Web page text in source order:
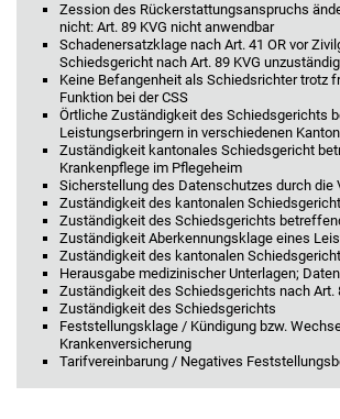
Zession des Rückerstattungsanspruchs
nicht: Art. 89 KVG nicht anwendbar
Schadenersatzklage nach Art. 41 OR vor
Schiedsgericht nach Art. 89 KVG unzuständig
Keine Befangenheit als Schiedsrichter trotz
Funktion bei der CSS
Örtliche Zuständigkeit des Schiedsgerichts
Leistungserbringern in verschiedenen
Zuständigkeit kantonales Schiedsgericht
Krankenpflege im Pflegeheim
Sicherstellung des Datenschutzes durch die
Zuständigkeit des kantonalen
Zuständigkeit des Schiedsgerichts
Zuständigkeit Aberkennungsklage eines
Zuständigkeit des kantonalen
Herausgabe medizinischer Unterlagen;
Zuständigkeit des Schiedsgerichts nach Art.
Zuständigkeit des Schiedsgerichts
Feststellungsklage / Kündigung bzw.
Krankenversicherung
Tarifvereinbarung / Negatives